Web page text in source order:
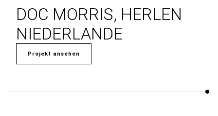
DOC MORRIS, HERLEN
NIEDERLANDE
Projekt ansehen